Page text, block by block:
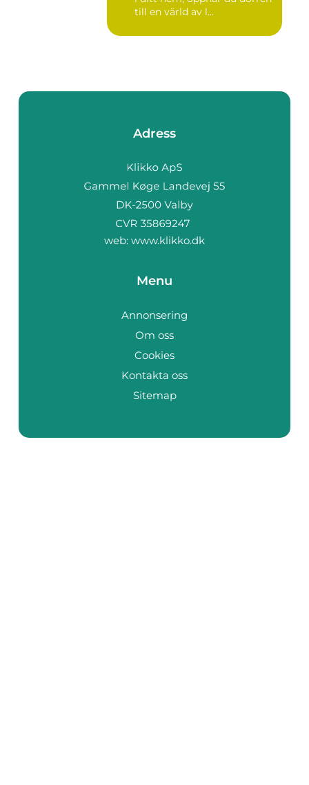
till en värld av l...
Adress
web: www.klikko.dk
Menu
Annonsering
Om oss
Cookies
Kontakta oss
Sitemap